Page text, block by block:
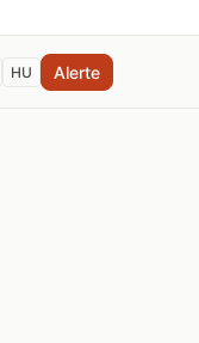
HU Alerte